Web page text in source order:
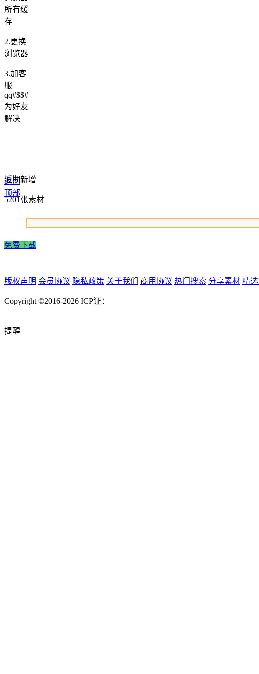
所有缓
存
2.更换
浏览器
3.加客
服
qq#$$#
为好友
解决
返回
顶部
近期新增
5201张素材
免费下载
版权声明 会员协议 隐私政策 关于我们 商用协议 热门搜索 分享素材 精
Copyright ©2016-2026 ICP证：
提醒